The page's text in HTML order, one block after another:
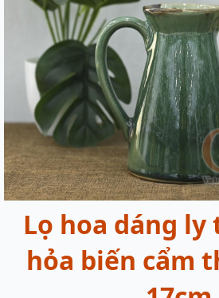
Lọ hoa dáng ly
hỏa biến cẩm